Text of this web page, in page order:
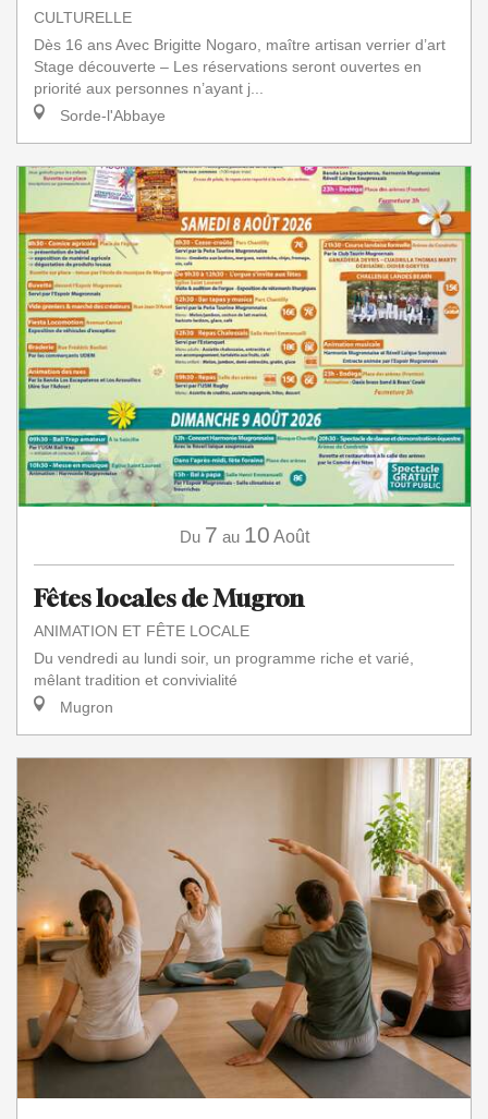
CULTURELLE
Dès 16 ans Avec Brigitte Nogaro, maître artisan verrier d’art
Stage découverte – Les réservations seront ouvertes en
priorité aux personnes n’ayant j...
Sorde-l'Abbaye
Du 7 au 10 Août
Fêtes locales de Mugron
ANIMATION ET FÊTE LOCALE
Du vendredi au lundi soir, un programme riche et varié,
mêlant tradition et convivialité
Mugron